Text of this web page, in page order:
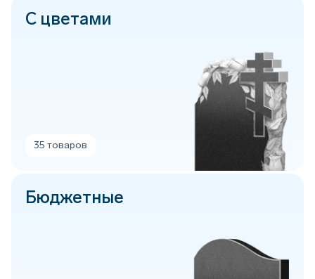
С цветами
35 товаров
Бюджетные